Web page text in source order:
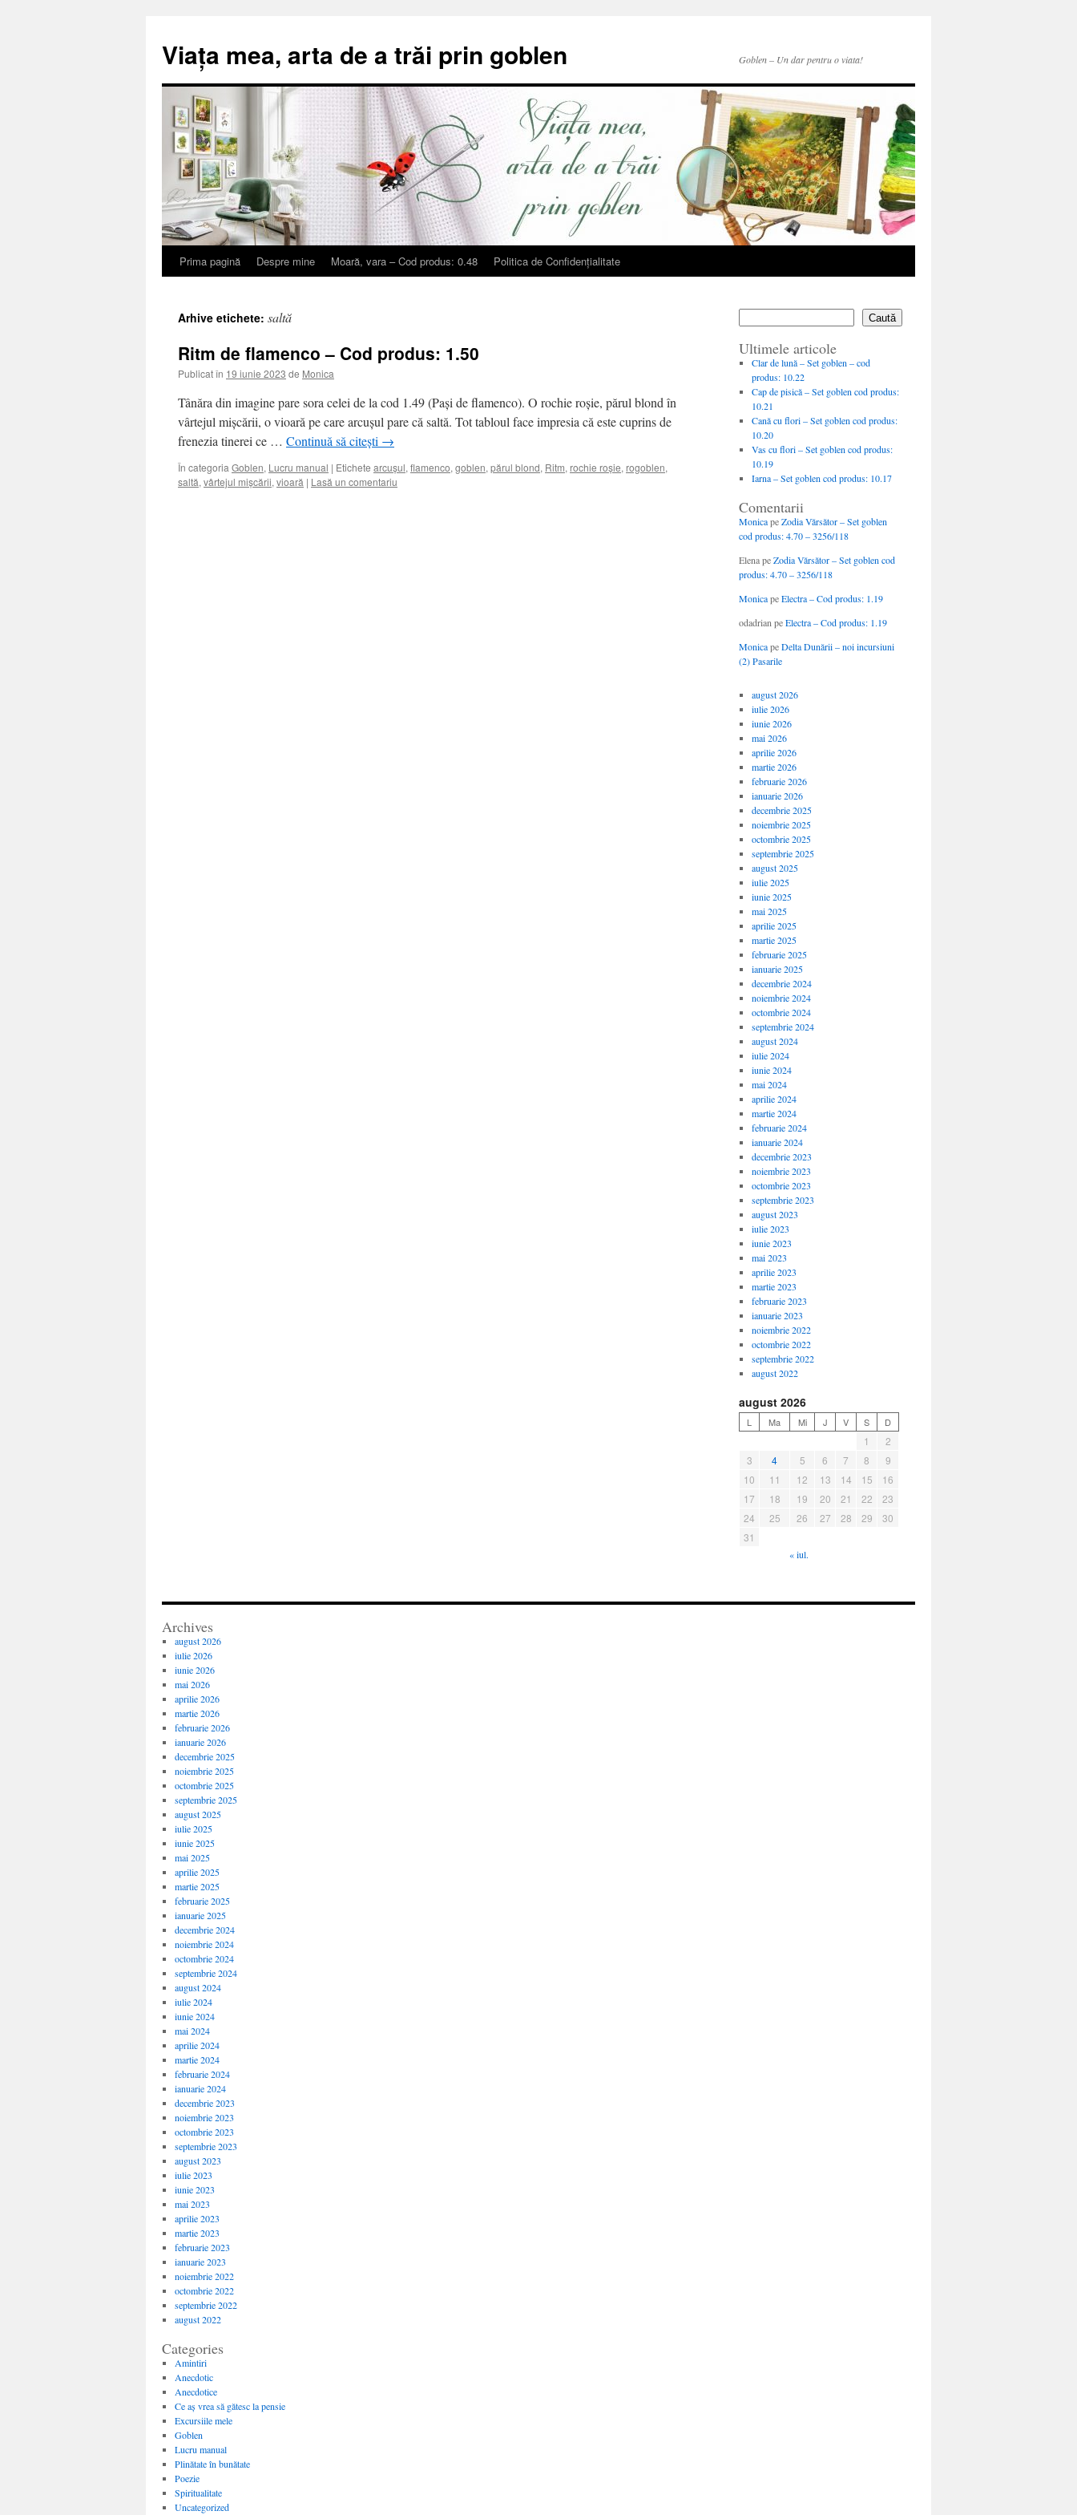
Viața mea, arta de a trăi prin goblen Goblen – Un dar pentru o viata!
Sari
conținut
Prima pagină Despre mine Moară, vara – Cod produs: 0.48 Politica de Confidențialitate
Arhive etichete: saltă
Ritm de flamenco – Cod produs: 1.50
Publicat în 19 iunie 2023 de Monica
Tânăra din imagine pare sora celei de la cod 1.49 (Pași de flamenco). O rochie roșie, părul blond în
vârtejul mișcării, o vioară pe care arcușul pare că saltă. Tot tabloul face impresia că este cuprins de
frenezia tinerei ce … Continuă să citești →
În categoria Goblen, Lucru manual | Etichete arcușul, flamenco, goblen, părul blond, Ritm, rochie roșie, rogoblen,
saltă, vârtejul mișcării, vioară | Lasă un comentariu
Caută
Ultimele articole
Clar de lună – Set goblen – cod
produs: 10.22
Cap de pisică – Set goblen cod produs:
10.21
Cană cu flori – Set goblen cod produs:
10.20
Vas cu flori – Set goblen cod produs:
10.19
Iarna – Set goblen cod produs: 10.17
Comentarii
MonicapeZodia Vărsător – Set goblen
cod produs: 4.70 – 3256/118
ElenapeZodia Vărsător – Set goblen cod
produs: 4.70 – 3256/118
MonicapeElectra – Cod produs: 1.19
odadrian peElectra – Cod produs: 1.19
MonicapeDelta Dunării – noi incursiuni
(2) Pasarile
august 2026
iulie 2026
iunie 2026
mai 2026
aprilie 2026
martie 2026
februarie 2026
ianuarie 2026
decembrie 2025
noiembrie 2025
octombrie 2025
septembrie 2025
august 2025
iulie 2025
iunie 2025
mai 2025
aprilie 2025
martie 2025
februarie 2025
ianuarie 2025
decembrie 2024
noiembrie 2024
octombrie 2024
septembrie 2024
august 2024
iulie 2024
iunie 2024
mai 2024
aprilie 2024
martie 2024
februarie 2024
ianuarie 2024
decembrie 2023
noiembrie 2023
octombrie 2023
septembrie 2023
august 2023
iulie 2023
iunie 2023
mai 2023
aprilie 2023
martie 2023
februarie 2023
ianuarie 2023
noiembrie 2022
octombrie 2022
septembrie 2022
august 2022
august 2026
L Ma Mi J V S D
1
2
3
4 5 6 7 8
9
10
11 12 13 14 15
16
17
18 19 20 21 22
23
24
25 26 27 28 29
30
31
« iul.
Archives
august 2026
iulie 2026
iunie 2026
mai 2026
aprilie 2026
martie 2026
februarie 2026
ianuarie 2026
decembrie 2025
noiembrie 2025
octombrie 2025
septembrie 2025
august 2025
iulie 2025
iunie 2025
mai 2025
aprilie 2025
martie 2025
februarie 2025
ianuarie 2025
decembrie 2024
noiembrie 2024
octombrie 2024
septembrie 2024
august 2024
iulie 2024
iunie 2024
mai 2024
aprilie 2024
martie 2024
februarie 2024
ianuarie 2024
decembrie 2023
noiembrie 2023
octombrie 2023
septembrie 2023
august 2023
iulie 2023
iunie 2023
mai 2023
aprilie 2023
martie 2023
februarie 2023
ianuarie 2023
noiembrie 2022
octombrie 2022
septembrie 2022
august 2022
Categories
Amintiri
Anecdotic
Anecdotice
Ce aș vrea să gătesc la pensie
Excursiile mele
Goblen
Lucru manual
Plinătate în bunătate
Poezie
Spiritualitate
Uncategorized